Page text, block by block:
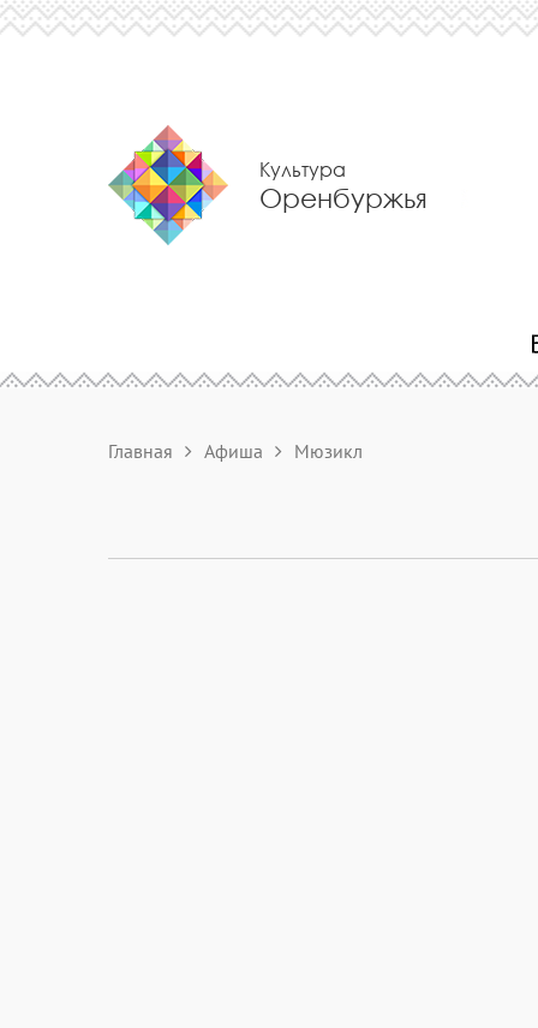
Культура
Оренбуржья
Главная Афиша Мюзикл